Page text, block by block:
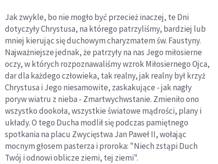
Jak zwykle, bo nie mogło być przecież inaczej, te Dni
dotyczyły Chrystusa, na którego patrzyliśmy, bardziej lub
mniej kierując się duchowym charyzmatem św. Faustyny.
Najważniejsze jednak, że patrzyły na nas Jego miłosierne
oczy, w których rozpoznawaliśmy wzrok Miłosiernego Ojca,
dar dla każdego człowieka, tak realny, jak realny był krzyż
Chrystusa i Jego niesamowite, zaskakujące - jak nagły
poryw wiatru z nieba - Zmartwychwstanie. Zmieniło ono
wszystko dookoła, wszystkie światowe mądrości, plany i
układy. O tego Ducha modlił się podczas pamiętnego
spotkania na placu Zwycięstwa Jan Paweł II, wołając
mocnym głosem pasterza i proroka: "Niech zstąpi Duch
Twój i odnowi oblicze ziemi, tej ziemi".